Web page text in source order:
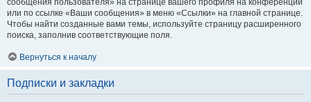
или по ссылке «Ваши сообщения» в меню «Ссылки» на главной странице.
Чтобы найти созданные вами темы, используйте страницу расширенного
поиска, заполнив соответствующие поля.
Вернуться к началу
Подписки и закладки